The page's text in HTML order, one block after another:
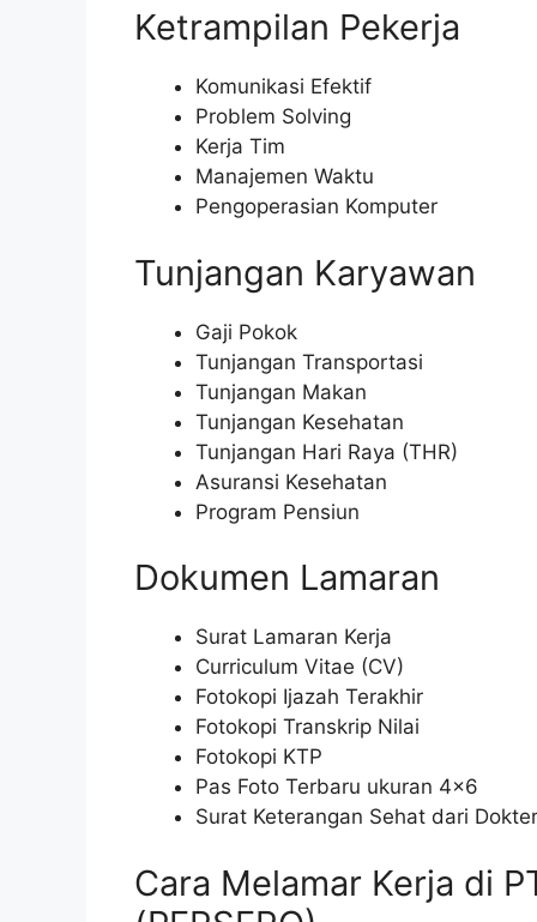
Ketrampilan Pekerja
Komunikasi Efektif
Problem Solving
Kerja Tim
Manajemen Waktu
Pengoperasian Komputer
Tunjangan Karyawan
Gaji Pokok
Tunjangan Transportasi
Tunjangan Makan
Tunjangan Kesehatan
Tunjangan Hari Raya (THR)
Asuransi Kesehatan
Program Pensiun
Dokumen Lamaran
Surat Lamaran Kerja
Curriculum Vitae (CV)
Fotokopi Ijazah Terakhir
Fotokopi Transkrip Nilai
Fotokopi KTP
Pas Foto Terbaru ukuran 4×6
Surat Keterangan Sehat dari Dokter
Cara Melamar Kerja di